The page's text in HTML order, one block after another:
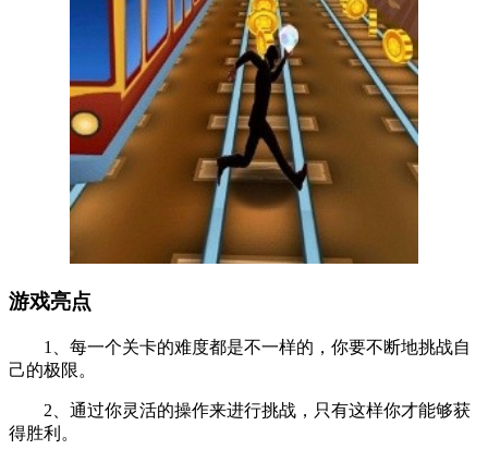
游戏亮点
1、每一个关卡的难度都是不一样的，你要不断地挑战自
己的极限。
2、通过你灵活的操作来进行挑战，只有这样你才能够获
得胜利。